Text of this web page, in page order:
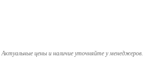
цены и наличие уточняйте у менеджеров.